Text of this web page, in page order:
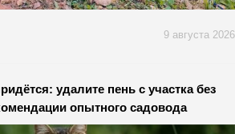
9 августа 2026
удалите пень с участка без
опытного садовода